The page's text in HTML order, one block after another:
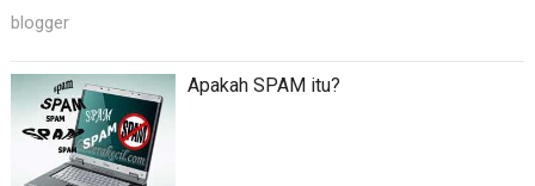
blogger
Apakah SPAM itu?